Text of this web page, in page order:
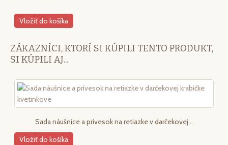
Vložiť do košíka
ZÁKAZNÍCI, KTORÍ SI KÚPILI TENTO PRODUKT,
SI KÚPILI AJ...
Sada náušnice a prívesok na retiazke v darčekovej...
Vložiť do košíka